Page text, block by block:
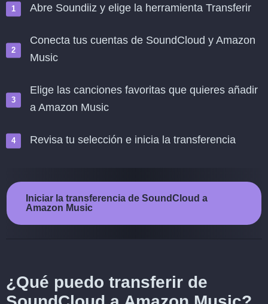
Abre Soundiiz y elige la herramienta Transferir
Conecta tus cuentas de SoundCloud y Amazon
Music
Elige las canciones favoritas que quieres añadir
a Amazon Music
Revisa tu selección e inicia la transferencia
Iniciar la transferencia de SoundCloud a
Amazon Music
¿Qué puedo transferir de